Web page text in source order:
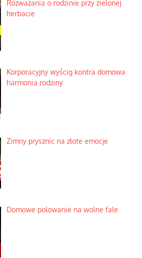
Rozważania o rodzinie przy zielonej
herbacie
Korporacyjny wyścig kontra domowa
harmonia rodziny
Zimny prysznic na złote emocje
Domowe polowanie na wolne fale